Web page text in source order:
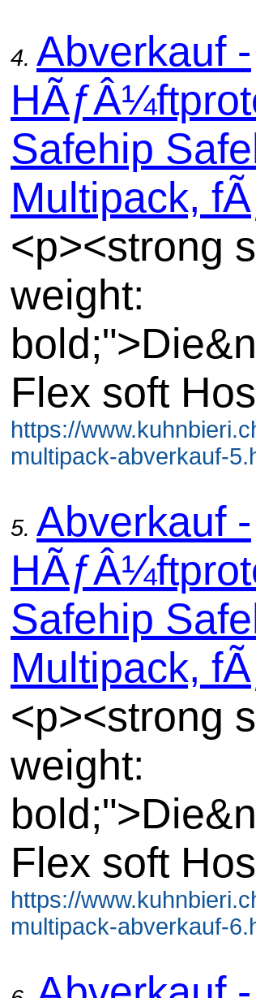
4. Abverkauf -
Safehip
Multipack,
<p><strong
weight:
Flex soft
https://
multipack-abverkauf-
5. Abverkauf -
Safehip
Multipack,
<p><strong
weight:
Flex soft
https://
multipack-abverkauf-